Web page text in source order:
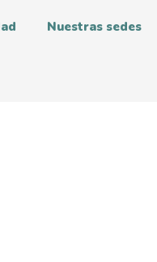
Nuestras sedes